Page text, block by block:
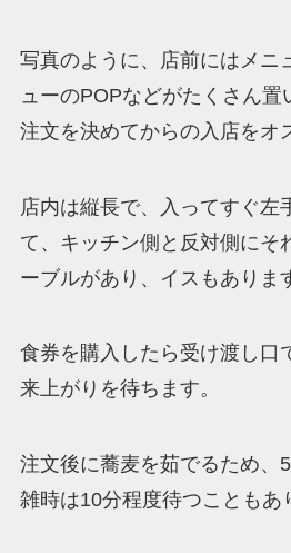
写真のように、店前にはメニ
ューのPOPなどがたくさん置
注文を決めてからの入店をオ
店内は縦長で、入ってすぐ左
て、キッチン側と反対側にそ
ーブルがあり、イスもありま
食券を購入したら受け渡し口
来上がりを待ちます。
注文後に蕎麦を茹でるため、
雑時は10分程度待つこともあ